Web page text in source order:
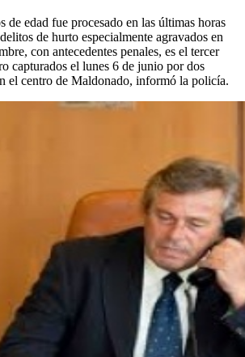
de edad fue procesado en las últimas horas
de hurto especialmente agravados en
con antecedentes penales, es el tercer
capturados el lunes 6 de junio por dos
el centro de Maldonado, informó la policía.